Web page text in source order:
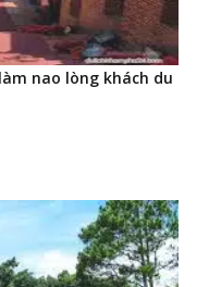
nao lòng khách du